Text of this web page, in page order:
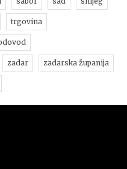
trgovina
zadar zadarska županija